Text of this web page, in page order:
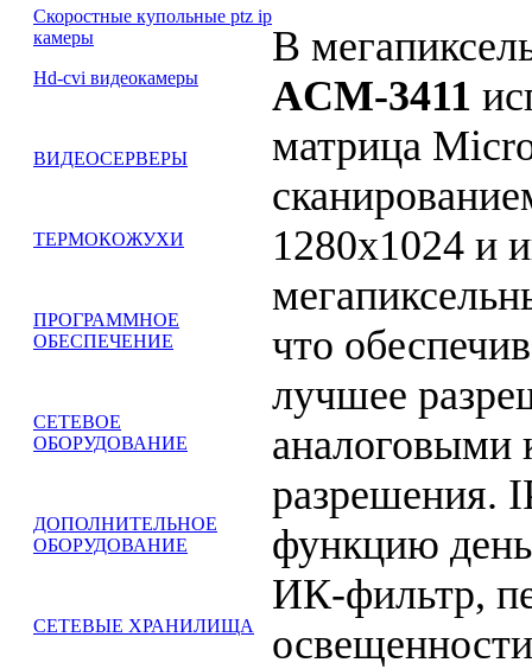
Скоростные купольные ptz ip
камеры
Hd-cvi видеокамеры
ВИДЕОСЕРВЕРЫ
ТЕРМОКОЖУХИ
ПРОГРАММНОЕ
ОБЕСПЕЧЕНИЕ
СЕТЕВОЕ
ОБОРУДОВАНИЕ
ДОПОЛНИТЕЛЬНОЕ
ОБОРУДОВАНИЕ
СЕТЕВЫЕ ХРАНИЛИЩА
В
ACM-3411
матрица
1280х1024 и
что
лучшее
аналоговыми
разрешения.
функцию
ИК-фильтр,